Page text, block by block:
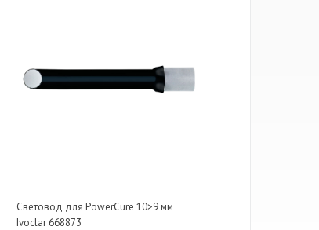
Световод для PowerCure 10>9 мм
Ivoclar 668873